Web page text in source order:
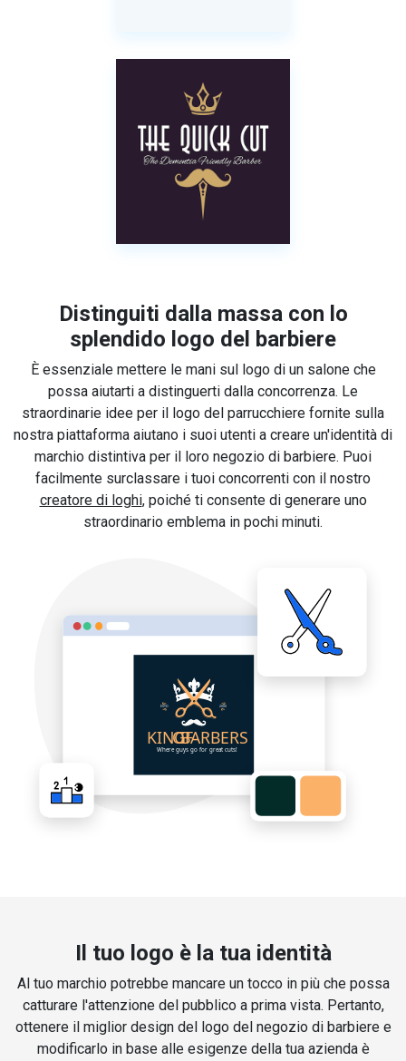
Distinguiti dalla massa con lo
splendido logo del barbiere
È essenziale mettere le mani sul logo di un salone che
possa aiutarti a distinguerti dalla concorrenza. Le
straordinarie idee per il logo del parrucchiere fornite sulla
nostra piattaforma aiutano i suoi utenti a creare un'identità di
marchio distintiva per il loro negozio di barbiere. Puoi
facilmente surclassare i tuoi concorrenti con il nostro
creatore di loghi, poiché ti consente di generare uno
straordinario emblema in pochi minuti.
Il tuo logo è la tua identità
Al tuo marchio potrebbe mancare un tocco in più che possa
catturare l'attenzione del pubblico a prima vista. Pertanto,
ottenere il miglior design del logo del negozio di barbiere e
modificarlo in base alle esigenze della tua azienda è